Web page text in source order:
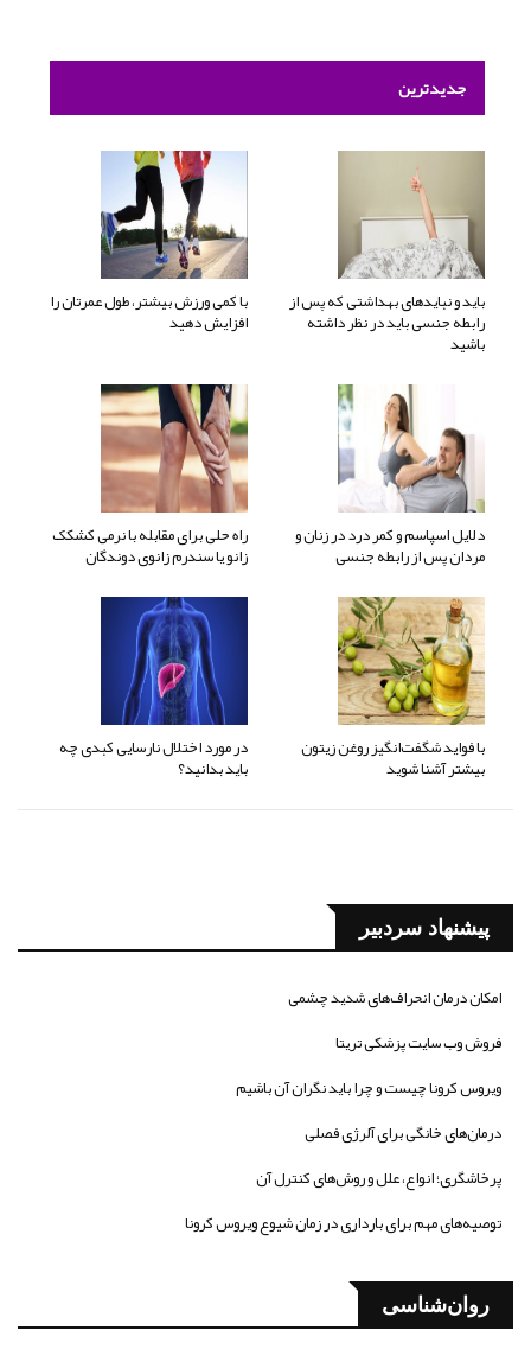
جدیدترین
باید و نبایدهای بهداشتی که پس از
رابطه جنسی باید در نظر داشته
باشید
با کمی ورزش بیشتر، طول عمرتان را
افزایش دهید
دلایل اسپاسم و کمر درد در زنان و
مردان پس از رابطه جنسی
راه حلی برای مقابله با نرمی کشکک
زانو یا سندرم زانوی دوندگان
با فواید شگفت‌انگیز روغن زیتون
بیشتر آشنا شوید
در مورد اختلال نارسایی کبدی چه
باید بدانید؟
پیشنهاد سردبیر
امکان درمان انحراف‌های شدید چشمی
فروش وب سایت پزشکی تریتا
ویروس کرونا چیست و چرا باید نگران آن باشیم
درمان‌های خانگی برای آلرژی فصلی
پرخاشگری؛ انواع، علل و روش‌های کنترل آن
توصیه‌های مهم برای بارداری در زمان شیوع ویروس کرونا
روان‌شناسی